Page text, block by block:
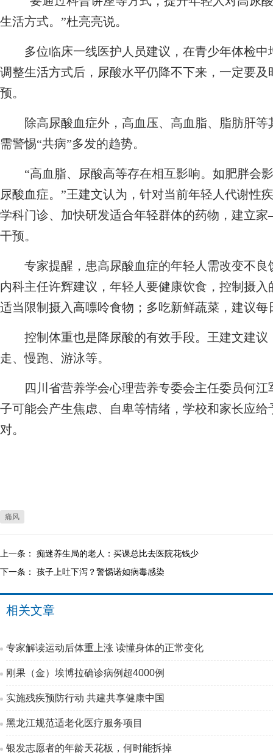
生活方式。”杜亮亮说。
多位临床一线医护人员建议，在青少年体检中
调整生活方式后，尿酸水平仍降不下来，一定要
预。
除高尿酸血症外，高血压、高血脂、脂肪肝等
需警惕“共病”多发的趋势。
“高血脂、尿酸高等存在相互影响。如肥胖会
尿酸血症。”王建文认为，针对当前年轻人代谢性
学科门诊、加快研发适合年轻群体的药物，建立
干预。
专家提醒，患高尿酸血症的年轻人需改变不良
内科主任许辉建议，年轻人要健康饮食，控制摄
适当限制摄入高嘌呤食物；多吃新鲜蔬菜，建议每
控制体重也是降尿酸的有效手段。王建文建议
走、慢跑、游泳等。
四川省营养学会心理营养专委会主任委员何江
子可能会产生焦虑、自卑等情绪，学校和家长应
对。
痛风
上一条： 痴迷养生局的老人：买课总比去医院花钱少
下一条： 孩子上吐下泻？警惕诺如病毒感染
相关文章
专家解读运动后体重上涨 读懂身体的正常变化
刚果（金）埃博拉确诊病例超4000例
实施残疾预防行动 共建共享健康中国
黑龙江规范适老化医疗服务项目
银发志愿者的年龄天花板，何时能拆掉